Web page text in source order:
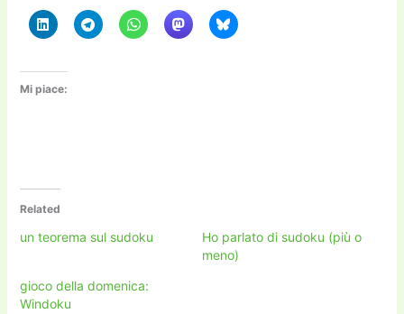
Mi piace:
Related
un teorema sul sudoku
Ho parlato di sudoku (più o
meno)
gioco della domenica:
Windoku